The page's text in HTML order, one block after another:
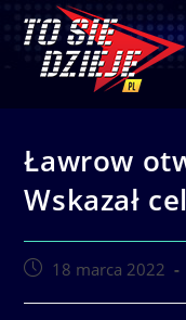
content
Ławrow
Wskazał
Post18 marca 2022